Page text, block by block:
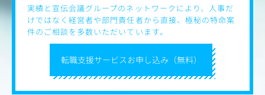
転職支援サービスお申し込み（無料）
実績と宣伝会議グループのネットワークにより、人事だ
けではなく経営者や部門責任者から直接、極秘の特命案
件のご相談を多数いただいています。